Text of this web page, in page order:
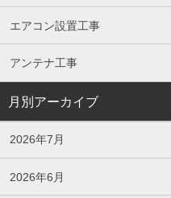
エアコン設置工事
アンテナ工事
月別アーカイブ
2026年7月
2026年6月